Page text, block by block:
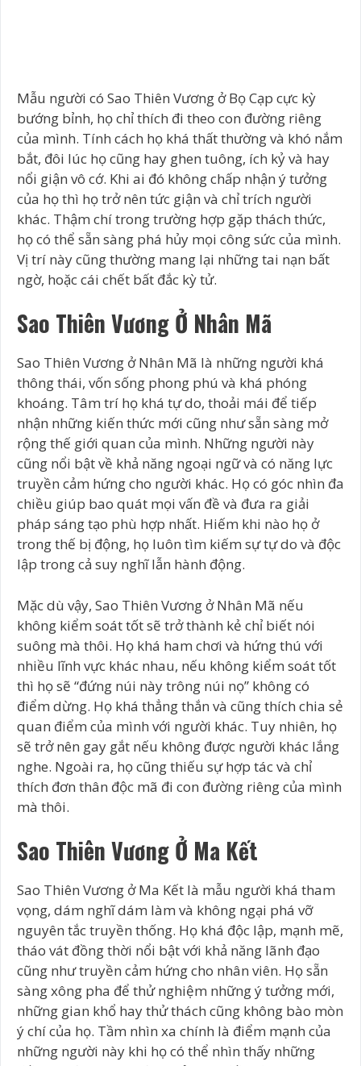
Mẫu người có Sao Thiên Vương ở Bọ Cạp cực kỳ
bướng bỉnh, họ chỉ thích đi theo con đường riêng
của mình. Tính cách họ khá thất thường và khó nắm
bắt, đôi lúc họ cũng hay ghen tuông, ích kỷ và hay
nổi giận vô cớ. Khi ai đó không chấp nhận ý tưởng
của họ thì họ trở nên tức giận và chỉ trích người
khác. Thậm chí trong trường hợp gặp thách thức,
họ có thể sẵn sàng phá hủy mọi công sức của mình.
Vị trí này cũng thường mang lại những tai nạn bất
ngờ, hoặc cái chết bất đắc kỳ tử.
Sao Thiên Vương Ở Nhân Mã
Sao Thiên Vương ở Nhân Mã là những người khá
thông thái, vốn sống phong phú và khá phóng
khoáng. Tâm trí họ khá tự do, thoải mái để tiếp
nhận những kiến thức mới cũng như sẵn sàng mở
rộng thế giới quan của mình. Những người này
cũng nổi bật về khả năng ngoại ngữ và có năng lực
truyền cảm hứng cho người khác. Họ có góc nhìn đa
chiều giúp bao quát mọi vấn đề và đưa ra giải
pháp sáng tạo phù hợp nhất. Hiếm khi nào họ ở
trong thế bị động, họ luôn tìm kiếm sự tự do và độc
lập trong cả suy nghĩ lẫn hành động.
Mặc dù vậy, Sao Thiên Vương ở Nhân Mã nếu
không kiểm soát tốt sẽ trở thành kẻ chỉ biết nói
suông mà thôi. Họ khá ham chơi và hứng thú với
nhiều lĩnh vực khác nhau, nếu không kiểm soát tốt
thì họ sẽ “đứng núi này trông núi nọ” không có
điểm dừng. Họ khá thẳng thắn và cũng thích chia sẻ
quan điểm của mình với người khác. Tuy nhiên, họ
sẽ trở nên gay gắt nếu không được người khác lắng
nghe. Ngoài ra, họ cũng thiếu sự hợp tác và chỉ
thích đơn thân độc mã đi con đường riêng của mình
mà thôi.
Sao Thiên Vương Ở Ma Kết
Sao Thiên Vương ở Ma Kết là mẫu người khá tham
vọng, dám nghĩ dám làm và không ngại phá vỡ
nguyên tắc truyền thống. Họ khá độc lập, mạnh mẽ,
tháo vát đồng thời nổi bật với khả năng lãnh đạo
cũng như truyền cảm hứng cho nhân viên. Họ sẵn
sàng xông pha để thử nghiệm những ý tưởng mới,
những gian khổ hay thử thách cũng không bào mòn
ý chí của họ. Tầm nhìn xa chính là điểm mạnh của
những người này khi họ có thể nhìn thấy những